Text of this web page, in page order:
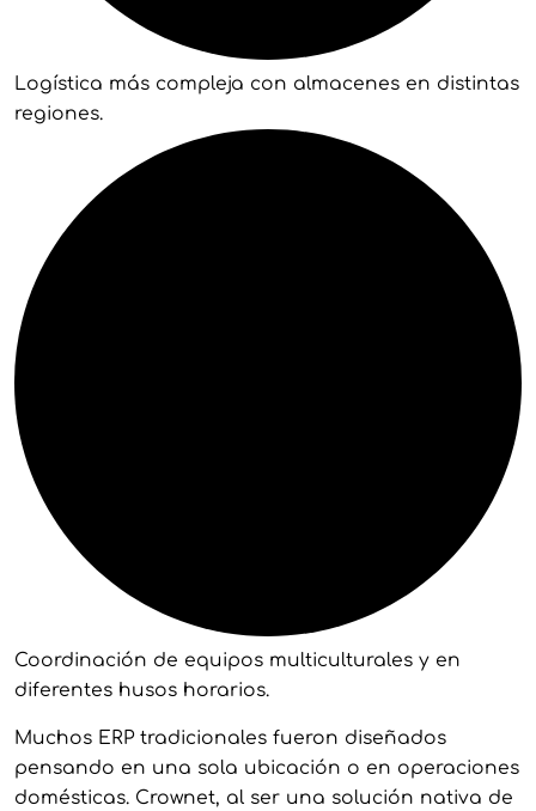
Logística más compleja con almacenes en distintas
regiones.
Coordinación de equipos multiculturales y en
diferentes husos horarios.
Muchos ERP tradicionales fueron diseñados
pensando en una sola ubicación o en operaciones
domésticas. Crownet, al ser una solución nativa de